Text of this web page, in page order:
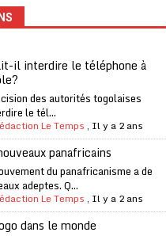
il interdire le téléphone à
des autorités togolaises
le tél...
Le Temps , Il y a 2 ans
panafricains
du panafricanisme a de
adeptes. Q...
Le Temps , Il y a 2 ans
dans le monde